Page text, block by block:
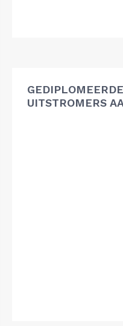
GEDIPLOMEERDE
UITSTROMERS